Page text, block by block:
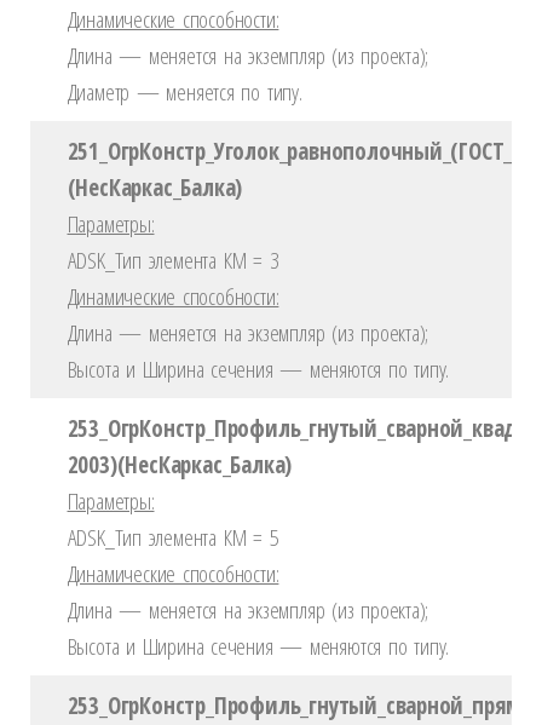
Динамические способности:
Длина — меняется на экземпляр (из проекта);
Диаметр — меняется по типу.
(НесКаркас_Балка)
Параметры:
ADSK_Тип элемента КМ = 3
Динамические способности:
Длина — меняется на экземпляр (из проекта);
Высота и Ширина сечения — меняются по типу.
2003)(НесКаркас_Балка)
Параметры:
ADSK_Тип элемента КМ = 5
Динамические способности:
Длина — меняется на экземпляр (из проекта);
Высота и Ширина сечения — меняются по типу.